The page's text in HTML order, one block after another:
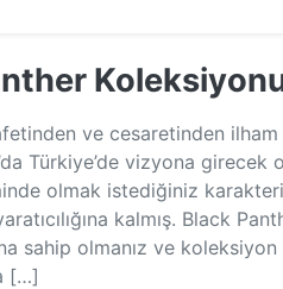
Koleksiyonu
ve cesaretinden
Türkiye’de vizyona girecek
olmak istediğiniz
kalmış. Black
sahip olmanız ve koleksiyon
[…]